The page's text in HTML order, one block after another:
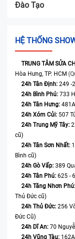
vùng cổ cáp, có
thích, đặc biệt với
tượng chớp màn
định - trường hợp
3. Dấu hiệu
14 Pro
Màn hình tối
Đào Tạo
HỆ THỐNG
TRUNG TÂM SỬA
Hòa Hưng, TP. HCM
24h Tân Định: 249 -
24h Bình Phú: 733
24h Tân Hưng:
24h Xóm Củi: 507
24h Trung Mỹ Tây:
cũ)
24h Tân Sơn Nhất:
Bình cũ)
24h Gò Vấp: 389
24h Tân Phú: 625 -
24h Tăng Nhơn Phú:
Thủ Đức cũ)
24h Thủ Đức: 256
Đức Cũ)
24h Dĩ An: 70
24h Vũng Tàu: